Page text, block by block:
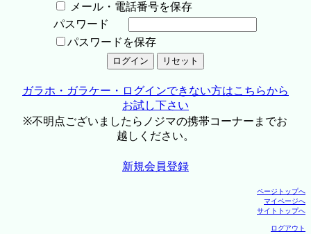
メール・電話番号を保存
パスワード
パスワードを保存
ガラホ・ガラケー・ログインできない方はこちらから
お試し下さい
※不明点ございましたらノジマの携帯コーナーまでお
越しください。
新規会員登録
ページトップへ
マイページへ
サイトトップへ
ログアウト